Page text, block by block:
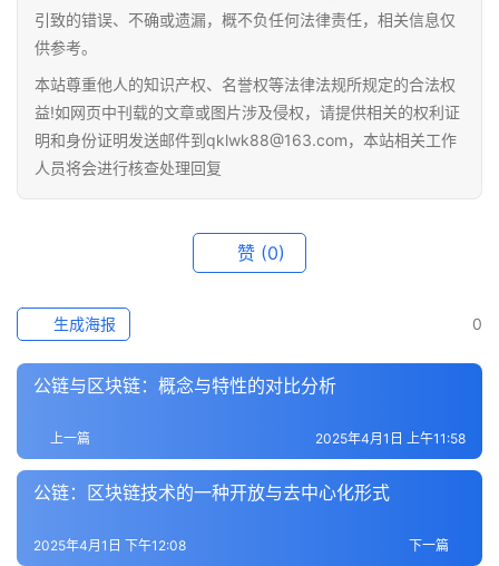
科
引致的错误、不确或遗漏，概不负任何法律责任，相关信息仅
供参考。
本站尊重他人的知识产权、名誉权等法律法规所规定的合法权
益!如网页中刊载的文章或图片涉及侵权，请提供相关的权利证
明和身份证明发送邮件到qklwk88@163.com，本站相关工作
人员将会进行核查处理回复
赞 (0)
0
生成海报
公链与区块链：概念与特性的对比分析
上一篇 2025年4月1日 上午11:58
公链：区块链技术的一种开放与去中心化形式
下一篇
2025年4月1日 下午12:08